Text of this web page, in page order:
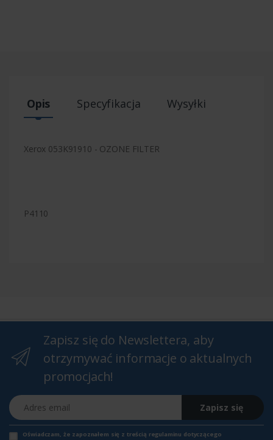
Opis Specyfikacja Wysyłki
Xerox 053K91910 - OZONE FILTER
P4110
Zapisz się do Newslettera, aby
otrzymywać informacje o aktualnych
promocjach!
Adres email
Zapisz się
Oświadczam, że zapoznałem się z treścią regulaminu dotyczącego